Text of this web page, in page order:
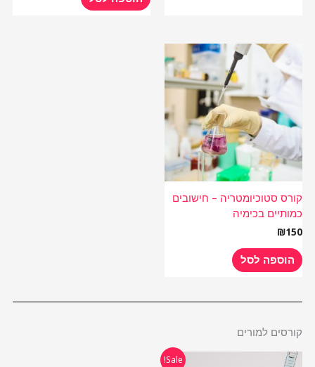
קורס סטוכיומטריה – חישובים
כמותיים בכימיה
₪150
הוספה לסל
קורסים למורים
Sale!